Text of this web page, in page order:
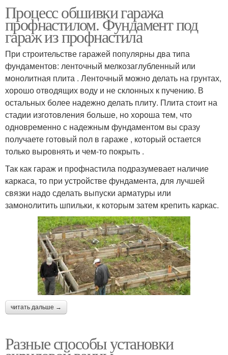
Процесс обшивки гаража
профнастилом. Фундамент под
гараж из профнастила
При строительстве гаражей популярны два типа
фундаментов: ленточный мелкозаглубленный или
монолитная плита . Ленточный можно делать на грунтах,
хорошо отводящих воду и не склонных к пучению. В
остальных более надежно делать плиту. Плита стоит на
стадии изготовления больше, но хороша тем, что
одновременно с надежным фундаментом вы сразу
получаете готовый пол в гараже , который остается
только выровнять и чем-то покрыть .
Так как гараж и профнастила подразумевает наличие
каркаса, то при устройстве фундамента, для лучшей
связки надо сделать выпуски арматуры или
замонолитить шпильки, к которым затем крепить каркас.
читать дальше →
Разные способы установки